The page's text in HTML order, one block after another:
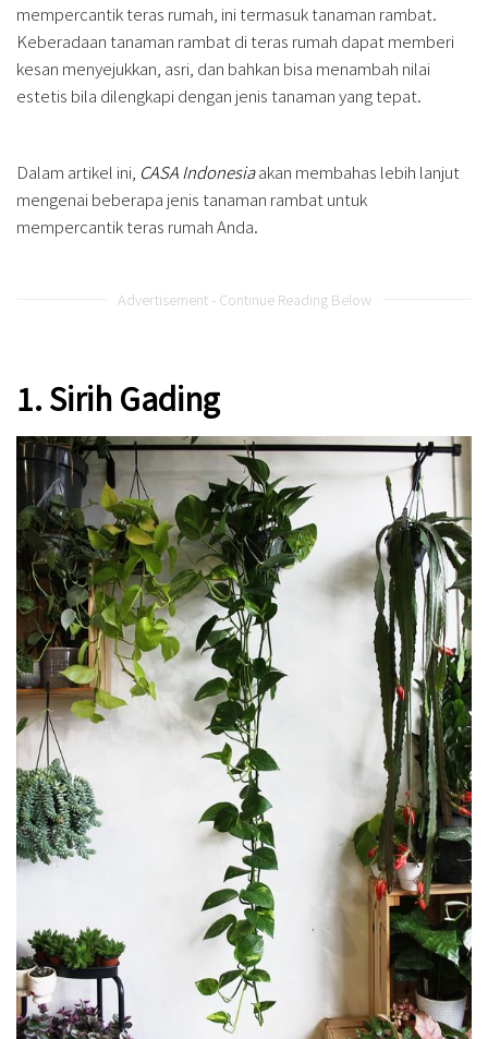
mempercantik teras rumah, ini termasuk tanaman rambat.
Keberadaan tanaman rambat di teras rumah dapat memberi
kesan menyejukkan, asri, dan bahkan bisa menambah nilai
estetis bila dilengkapi dengan jenis tanaman yang tepat.
Dalam artikel ini, CASA Indonesiaakan membahas lebih lanjut
mengenai beberapa jenis tanaman rambat untuk
mempercantik teras rumah Anda.
Advertisement - Continue Reading Below
1. Sirih Gading